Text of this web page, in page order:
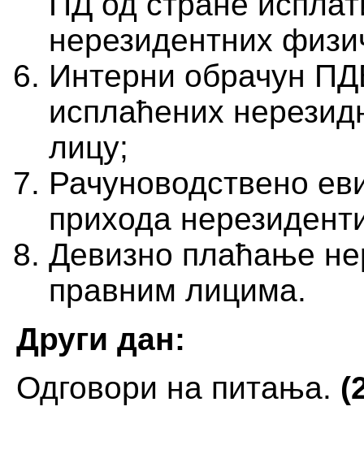
нерезидентних
Интерни обрачун
исплаћених
лицу;
Рачуноводствено
прихода
Девизно плаћање
правним лицима.
Други дан:
Одговори на питања.